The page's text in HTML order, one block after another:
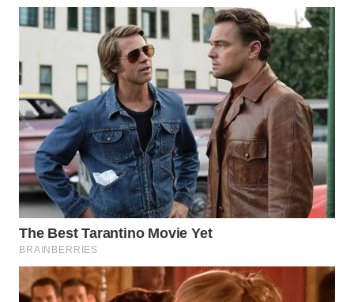
WN
CIANJUR
KEPULAUAN
SERIBU
WN
TANGERANG
WN
BINJAI
WN
CIREBON